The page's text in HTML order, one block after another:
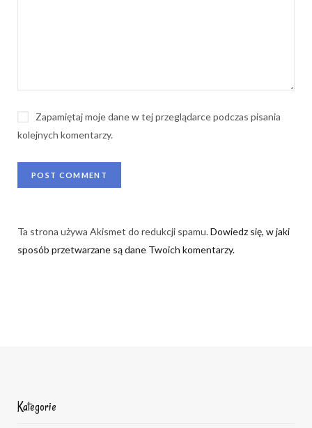
Zapamiętaj moje dane w tej przeglądarce podczas pisania
kolejnych komentarzy.
Ta strona używa Akismet do redukcji spamu.Dowiedz się, w jaki
sposób przetwarzane są dane Twoich komentarzy.
Kategorie